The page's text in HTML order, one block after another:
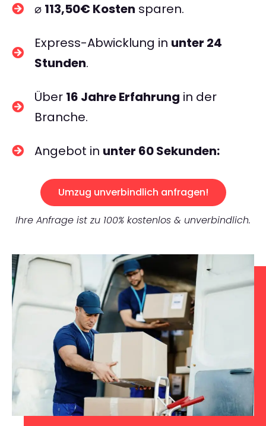
⌀ 113,50€ Kosten sparen.
Express-Abwicklung in unter 24
Stunden.
Über 16 Jahre Erfahrung in der
Branche.
Angebot in unter 60 Sekunden:
Umzug unverbindlich anfragen!
Ihre Anfrage ist zu 100% kostenlos & unverbindlich.